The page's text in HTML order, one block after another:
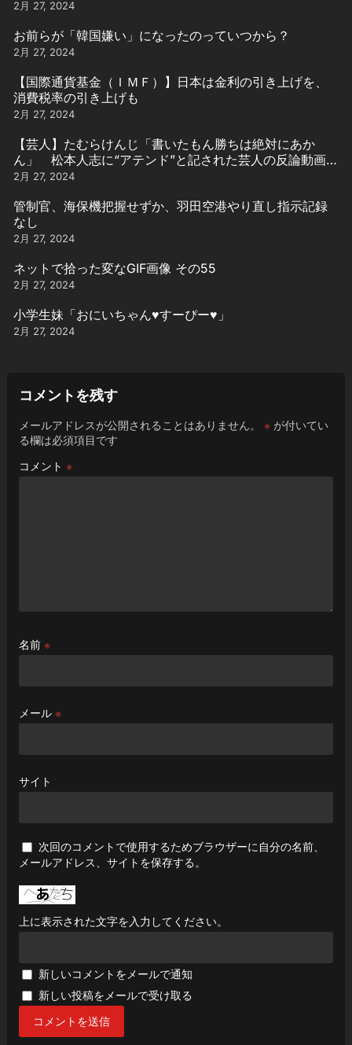
2月 27, 2024
お前らが「韓国嫌い」になったのっていつから？
2月 27, 2024
【国際通貨基金（ＩＭＦ）】日本は金利の引き上げを、
消費税率の引き上げも
2月 27, 2024
【芸人】たむらけんじ「書いたもん勝ちは絶対にあか
ん」 松本人志に“アテンド”と記された芸人の反論動画引
用
2月 27, 2024
管制官、海保機把握せずか、羽田空港やり直し指示記録
なし
2月 27, 2024
ネットで拾った変なGIF画像 その55
2月 27, 2024
小学生妹「おにいちゃん♥️すーぴー♥️」
2月 27, 2024
コメントを残す
メールアドレスが公開されることはありません。 ※が付いてい
る欄は必須項目です
コメント ※
名前 ※
メール ※
サイト
次回のコメントで使用するためブラウザーに自分の名前、
メールアドレス、サイトを保存する。
上に表示された文字を入力してください。
新しいコメントをメールで通知
新しい投稿をメールで受け取る